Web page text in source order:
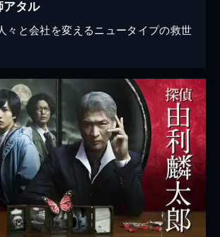
タル
々と会社を変えるニュータイプの救世